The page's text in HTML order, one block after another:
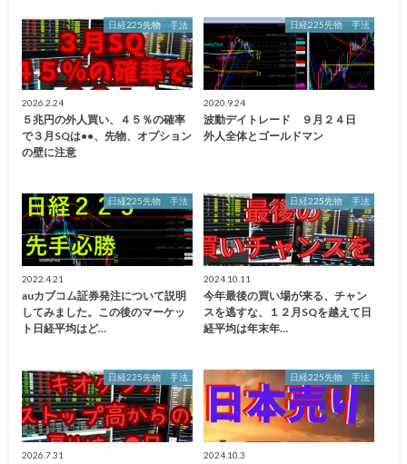
日経225先物 手法
2026.2.24
５兆円の外人買い、４５％の確率
で３月SQは●●、先物、オプション
の壁に注意
日経225先物 手法
2020.9.24
波動デイトレード ９月２４日
外人全体とゴールドマン
日経225先物 手法
2022.4.21
auカブコム証券発注について説明
してみました。この後のマーケッ
ト日経平均はど…
日経225先物 手法
2024.10.11
今年最後の買い場が来る、チャン
スを逃すな、１２月SQを越えて日
経平均は年末年…
日経225先物 手法
2026.7.31
日経225先物 手法
2024.10.3